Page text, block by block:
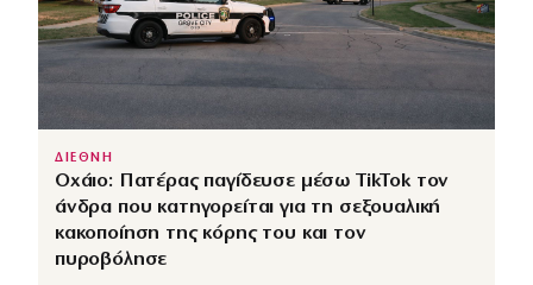
ΔΙΕΘΝΗ
Οχάιο: Πατέρας παγίδευσε μέσω TikTok τον
άνδρα που κατηγορείται για τη σεξουαλική
κακοποίηση της κόρης του και τον
πυροβόλησε